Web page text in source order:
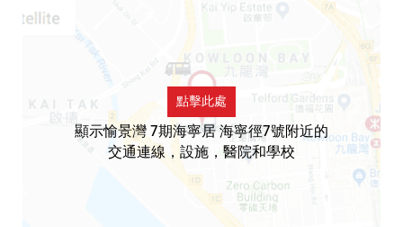
點擊此處
顯示愉景灣 7期海寧居 海寧徑7號附近的
交通連線，設施，醫院和學校